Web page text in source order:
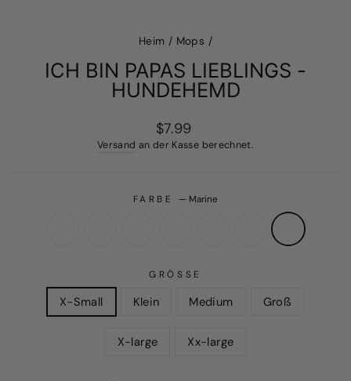
Heim / Mops /
ICH BIN PAPAS LIEBLINGS -
HUNDEHEMD
Regulärer
Preis
$7.99
Versand an der Kasse berechnet.
FARBE — Marine
GRÖSSE
X-Small Klein Medium Groß
X-large Xx-large